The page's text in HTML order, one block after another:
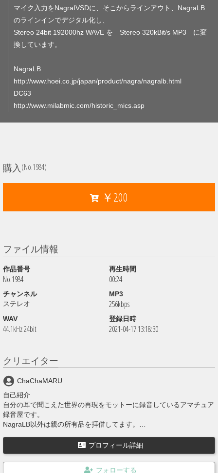
マイク入力をNagraIVSDに、そこからラインアウト、NagraLB
のラインインでデジタル化し、
Stereo 24bit 192000hz WAVE を Stereo 320kBit/s MP3 に変
換しています。
NagraLB
http://www.hoei.co.jp/japan/product/nagra/nagralb.html
DC63
http://www.milabmic.com/historic_mics.asp
購入 (No.1984)
￥200
ファイル情報
作品番号
No.1984
再生時間
00:24
チャンネル
ステレオ
MP3
256kbps
WAV
44.1kHz 24bit
登録日時
2021-04-17 13:18:30
クリエイター
ChaChaMARU
自己紹介
自分の耳で聞こえた世界の再現をモットーに録音しているアマチュア
録音屋です。
NagraLB以外は親の所有品を拝借してます。
－）、Beyerdynamic社製 DT48（ヘッドホン）、ブーム(3m)、スタ
ンド(3m)、ウィンドスクリーン（鳥籠タイプ）等を使用してます。
殆どの投稿音源は Stereo 24bit 192000hz WAVE を Stereo 320kBit/s
プロフィール詳細